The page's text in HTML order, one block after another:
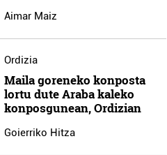
Aimar Maiz
Ordizia
Maila goreneko konposta
lortu dute Araba kaleko
konposgunean, Ordizian
Goierriko Hitza